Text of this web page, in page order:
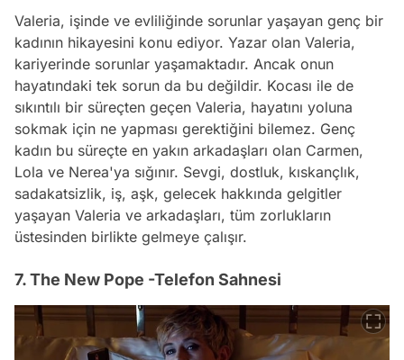
Valeria, işinde ve evliliğinde sorunlar yaşayan genç bir
kadının hikayesini konu ediyor. Yazar olan Valeria,
kariyerinde sorunlar yaşamaktadır. Ancak onun
hayatındaki tek sorun da bu değildir. Kocası ile de
sıkıntılı bir süreçten geçen Valeria, hayatını yoluna
sokmak için ne yapması gerektiğini bilemez. Genç
kadın bu süreçte en yakın arkadaşları olan Carmen,
Lola ve Nerea'ya sığınır. Sevgi, dostluk, kıskançlık,
sadakatsizlik, iş, aşk, gelecek hakkında gelgitler
yaşayan Valeria ve arkadaşları, tüm zorlukların
üstesinden birlikte gelmeye çalışır.
7. The New Pope -Telefon Sahnesi